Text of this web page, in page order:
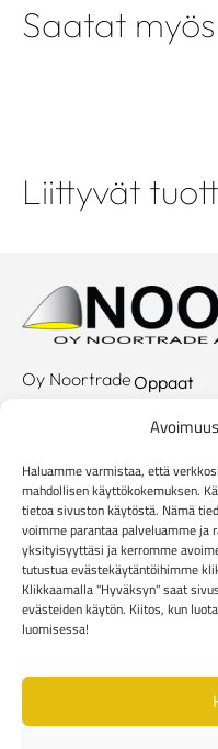
Haluamme varmistaa, että
mahdollisen käyttökokemuksen.
tietoa sivuston käytöstä. Nämä
voimme parantaa palveluamme
yksityisyyttäsi ja kerromme
tutustua evästekäytäntöihimme
Klikkaamalla "Hyväksyn" saat
evästeiden käytön. Kiitos, kun
luomisessa!
Saatat
Liittyvät
Oy Noortrade
Hallimestarinkatu
20780
Kaarina
info@noortrade.fi
+358 2 51 22
500
Oppaat
Kuvastot
Showroom
Yritys
Rekisteri- ja
Kuluttaja-asiakkaiden